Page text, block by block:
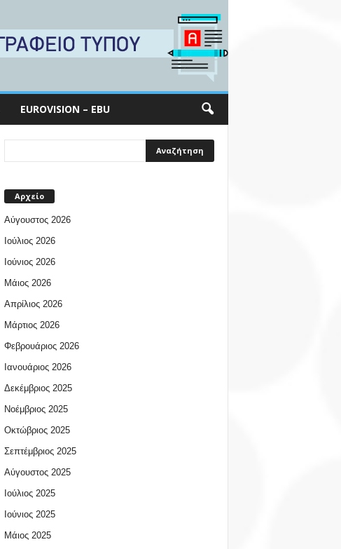
EUROVISION – EBU
Αρχείο
Αύγουστος 2026
Ιούλιος 2026
Ιούνιος 2026
Μάιος 2026
Απρίλιος 2026
Μάρτιος 2026
Φεβρουάριος 2026
Ιανουάριος 2026
Δεκέμβριος 2025
Νοέμβριος 2025
Οκτώβριος 2025
Σεπτέμβριος 2025
Αύγουστος 2025
Ιούλιος 2025
Ιούνιος 2025
Μάιος 2025